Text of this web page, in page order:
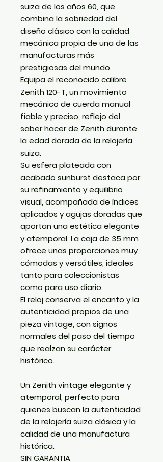
suiza de los años 60, que
combina la sobriedad del
diseño clásico con la calidad
mecánica propia de una de las
manufacturas más
prestigiosas del mundo.
Equipa el reconocido calibre
Zenith 120-T, un movimiento
mecánico de cuerda manual
fiable y preciso, reflejo del
saber hacer de Zenith durante
la edad dorada de la relojería
suiza.
Su esfera plateada con
acabado sunburst destaca por
su refinamiento y equilibrio
visual, acompañada de índices
aplicados y agujas doradas que
aportan una estética elegante
y atemporal. La caja de 35 mm
ofrece unas proporciones muy
cómodas y versátiles, ideales
tanto para coleccionistas
como para uso diario.
El reloj conserva el encanto y la
autenticidad propios de una
pieza vintage, con signos
normales del paso del tiempo
que realzan su carácter
histórico.
Un Zenith vintage elegante y
atemporal, perfecto para
quienes buscan la autenticidad
de la relojería suiza clásica y la
calidad de una manufactura
histórica.
SIN GARANTIA